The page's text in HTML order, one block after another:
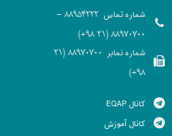
شماره تماس
88954222 -
88970700 (21 98+)
شماره نمابر
88970700 (21
98+)
کانال EQAP
کانال آموزش